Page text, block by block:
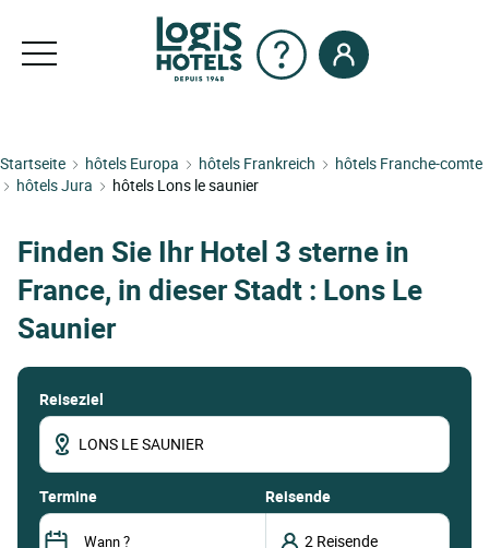
Startseite hôtels Europa hôtels Frankreich
hôtels Franche-comte
hôtels Jura
hôtels Lons le saunier
Finden Sie Ihr Hotel 3 sterne in
France, in dieser Stadt : Lons Le
Saunier
Reiseziel
termine Reisende